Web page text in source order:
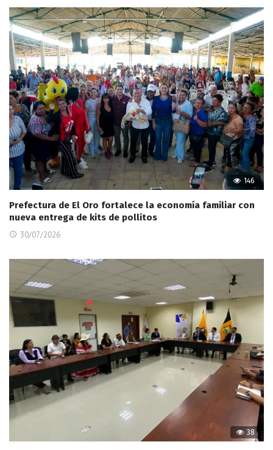
146
Prefectura de El Oro fortalece la economía familiar con
nueva entrega de kits de pollitos
30/07/2026
38